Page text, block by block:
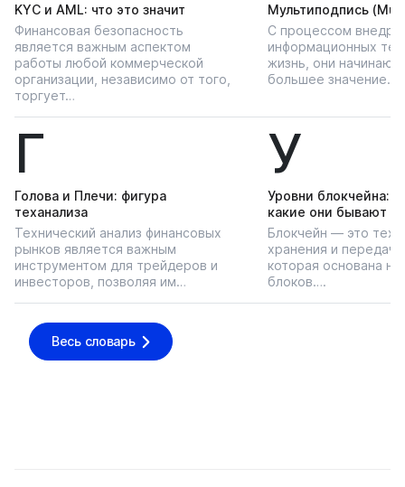
KYС и AML: что это значит
Финансовая безопасность
является важным аспектом
работы любой коммерческой
организации, независимо от того,
торгует…
Мультиподпись
С процессом
информационных
жизнь, они начинают
большее значение…
Г
Голова и Плечи: фигура
теханализа
Технический анализ финансовых
рынков является важным
инструментом для трейдеров и
инвесторов, позволяя им…
У
Уровни блокчейна:
какие они бывают
Блокчейн — это
хранения и
которая основана
блоков….
Весь словарь